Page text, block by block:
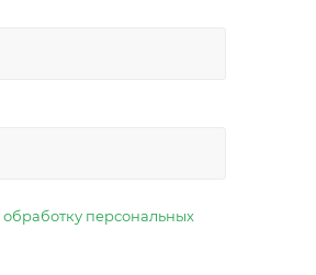
обработку персональных